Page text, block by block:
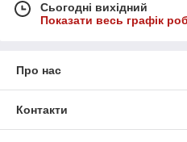
Сьогодні вихідний
Показати весь графік
Про нас
Контакти